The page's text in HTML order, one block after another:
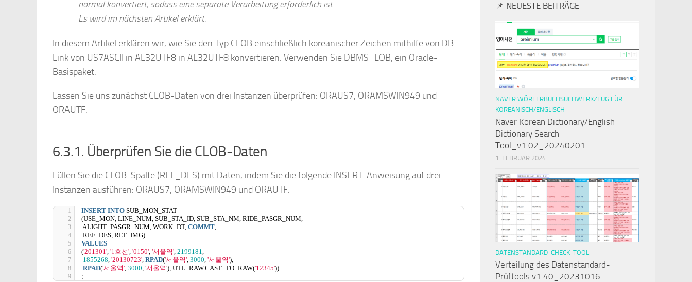
normal konvertiert, sodass eine separate Verarbeitung erforderlich ist.
Es wird im nächsten Artikel erklärt.
In diesem Artikel erklären wir, wie Sie den Typ CLOB einschließlich koreanischer Zeichen mithilfe von DB
Link von US7ASCII in AL32UTF8 in AL32UTF8 konvertieren. Verwenden Sie DBMS_LOB, ein Oracle-
Basispaket.
Lassen Sie uns zunächst CLOB-Daten von drei Instanzen überprüfen: ORAUS7, ORAMSWIN949 und
ORAUTF.
6.3.1. Überprüfen Sie die CLOB-Daten
Füllen Sie die CLOB-Spalte (REF_DES) mit Daten, indem Sie die folgende INSERT-Anweisung auf drei
Instanzen ausführen: ORAUS7, ORAMSWIN949 und ORAUTF.
INSERT INTO SUB_MON_STAT
(USE_MON, LINE_NUM, SUB_STA_ID, SUB_STA_NM, RIDE_PASGR_NUM,
ALIGHT_PASGR_NUM, WORK_DT, COMMT,
REF_DES, REF_IMG)
VALUES
('201301', '1호선', '0150', '서울역', 2199181,
1855268, '20130723', RPAD('서울역', 3000, '서울역'),
RPAD('서울역', 3000, '서울역'), UTL_RAW.CAST_TO_RAW('12345'))
;
📌 NEUESTE BEITRÄGE
NAVER WÖRTERBUCHSUCHWERKZEUG FÜR
KOREANISCH/ENGLISCH
Naver Korean Dictionary/English
Dictionary Search
Tool_v1.02_20240201
1. FEBRUAR 2024
DATENSTANDARD-CHECK-TOOL
Verteilung des Datenstandard-
Prüftools v1.40_20231016